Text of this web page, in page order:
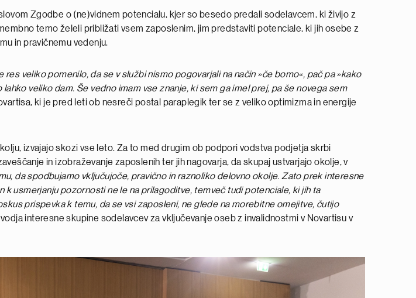
Zgodbe o (ne)vidnem potencialu, kjer so besedo predali sodelavcem, ki živijo z
temo želeli približati vsem zaposlenim, jim predstaviti potenciale, ki jih osebe z
in pravičnemu vedenju.
veliko pomenilo, da se v službi nismo pogovarjali na način »če bomo«, pač pa »kako
veliko dam. Še vedno imam vse znanje, ki sem ga imel prej, pa še novega sem
ki je pred leti ob nesreči postal paraplegik ter se z veliko optimizma in energije
izvajajo skozi vse leto. Za to med drugim ob podpori vodstva podjetja skrbi
in izobraževanje zaposlenih ter jih nagovarja, da skupaj ustvarjajo okolje, v
da spodbujamo vključujoče, pravično in raznoliko delovno okolje. Zato prek interesne
usmerjanju pozornosti ne le na prilagoditve, temveč tudi potenciale, ki jih ta
prispevka k temu, da se vsi zaposleni, ne glede na morebitne omejitve, čutijo
interesne skupine sodelavcev za vključevanje oseb z invalidnostmi v Novartisu v